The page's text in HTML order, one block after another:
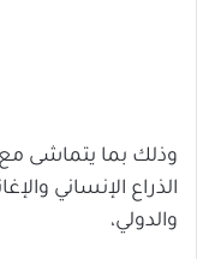
وذلك بما يتماشى مع رؤية
الذراع الإنساني
والدولي،